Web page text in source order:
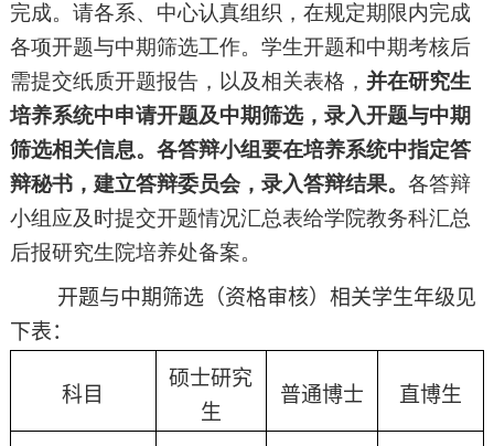
完成。请各系、中心认真组织，在规定期限内完成
各项开题与中期筛选工作。学生开题和中期考核后
需提交纸质开题报告，以及相关表格， 并在研究生
培养系统中申请开题及中期筛选，录入开题与中期
筛选相关信息。各答辩小组要在培养系统中指定答
辩秘书，建立答辩委员会，录入答辩结果。 各答辩
小组应及时提交开题情况汇总表给学院教务科汇总
后报研究生院培养处备案。
开题与中期筛选（资格审核）相关学生年级见
下表：
科目
硕士研究
生
普通博士 直博生